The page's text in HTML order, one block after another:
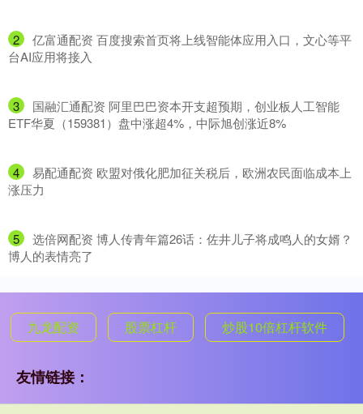
2
​亿富通配资 百度搜索首页将上线智能体应用入口，文心等平
台AI应用将接入
3
​国融汇通配资 阿里巴巴资本开支超预期，创业板人工智能
ETF华夏（159381）盘中涨超4%，中际旭创涨近8%
4
​易配通配资 欧盟对俄化肥加征关税后，欧洲农民面临成本上
涨压力
5
​选倍网配资 博人传青年篇26话：佐井儿子将成鸣人的女婿？
博人的表情亮了
九龙配资 股票杠杆 炒股10倍杠杆软件
友情链接：